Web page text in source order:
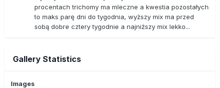
procentach trichomy ma mleczne a kwestia pozostałych
to maks parę dni do tygodnia, wyższy mix ma przed
sobą dobre cztery tygodnie a najniższy mix lekko...
Gallery Statistics
Images